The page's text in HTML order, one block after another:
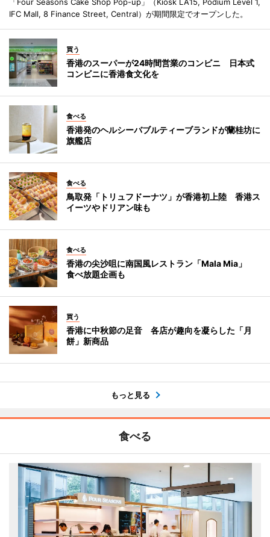
IFC Mall, 8 Finance Street, Central）が期間限定でオープンした。
買う
香港のスーパーが24時間営業のコンビニ 日本式
コンビニに香港食文化を
食べる
香港発のヘルシーバブルティーブランドが蘭桂坊に
旗艦店
食べる
鳥取発「トリュフドーナツ」が香港初上陸 香港ス
イーツやドリアン味も
食べる
香港の尖沙咀に南国風レストラン「Mala Mia」
食べ放題企画も
買う
香港に中秋節の足音 各店が趣向を凝らした「月
餅」新商品
もっと見る
食べる